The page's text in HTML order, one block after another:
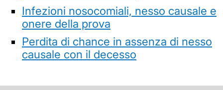
Infezioni nosocomiali, nesso causale e
onere della prova
Perdita di chance in assenza di nesso
causale con il decesso